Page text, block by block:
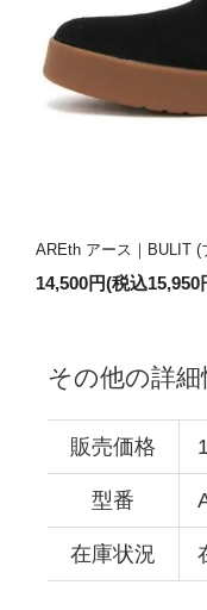
AREth アース｜BULIT (
14,500円(税込15,950
その他の詳細
販売価格
型番
在庫状況